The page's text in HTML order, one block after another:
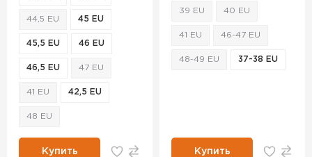
44,5 EU 45 EU
45,5 EU 46 EU
46,5 EU 47 EU
41 EU 42,5 EU
48 EU
Купить
39 EU 40 EU
41 EU 46-47 EU
48-49 EU 37-38 EU
Купить